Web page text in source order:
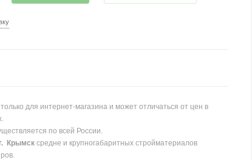
для интернет-магазина и может отличаться от цен в
по всей России.
г. Крымсксредне и крупногабаритных стройматериалов